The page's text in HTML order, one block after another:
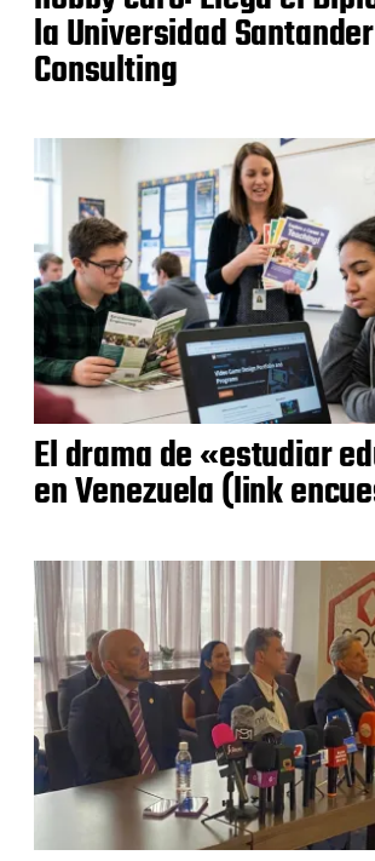
la Universidad
Consulting
El drama de «estudiar
en Venezuela (link